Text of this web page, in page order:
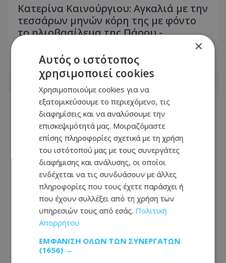
Κατερίνα Καινούργιου: Αγκαλιά με την
τεσσάρων μηνών κόρη της με φόντο
το ηλιοβασίλεμα της Πάρου -
09.08.2026 - 12:41
φωτογραφίες από τις διακοπές στην
×
Αυτός ο ιστότοπος
χρησιμοποιεί cookies
Χρησιμοποιούμε cookies για να
εξατομικεύσουμε το περιεχόμενο, τις
διαφημίσεις και να αναλύσουμε την
επισκεψιμότητά μας. Μοιραζόμαστε
επίσης πληροφορίες σχετικά με τη χρήση
του ιστότοπού μας με τους συνεργάτες
διαφήμισης και ανάλυσης, οι οποίοι
ενδέχεται να τις συνδυάσουν με άλλες
πληροφορίες που τους έχετε παράσχει ή
που έχουν συλλέξει από τη χρήση των
υπηρεσιών τους από εσάς. Πολιτική
Απορρήτου
ΕΜΦΆΝΙΣΗ ΌΛΩΝ ΤΩΝ ΣΥΝΕΡΓΑΤΏΝ
(1656) →